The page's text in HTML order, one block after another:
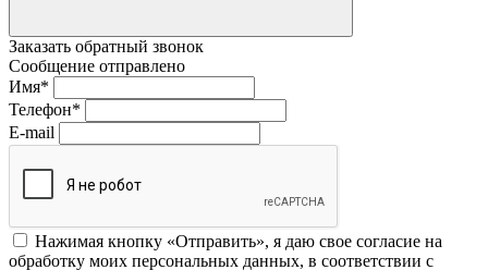
Заказать обратный звонок
Сообщение отправлено
Имя*
Телефон*
E-mail
Нажимая кнопку «Отправить», я даю свое согласие на
обработку моих персональных данных, в соответствии с